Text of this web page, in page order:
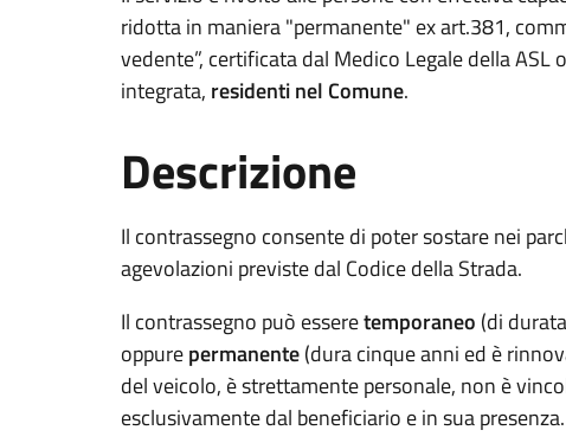
ridotta in maniera "permanente" ex art.381,
vedente”, certificata dal Medico Legale della
integrata, residenti nel Comune.
Descrizione
Il contrassegno consente di poter sostare nei
agevolazioni previste dal Codice della Strada.
Il contrassegno può esseretemporaneo (di
oppurepermanente(dura cinque anni ed è
del veicolo, è strettamente personale, non è
esclusivamente dal beneficiario e in sua